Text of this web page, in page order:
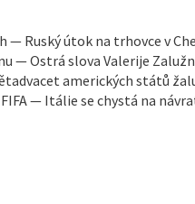
— Ruský útok na trhovce v
— Ostrá slova Valerije
amerických států
— Itálie se chystá na